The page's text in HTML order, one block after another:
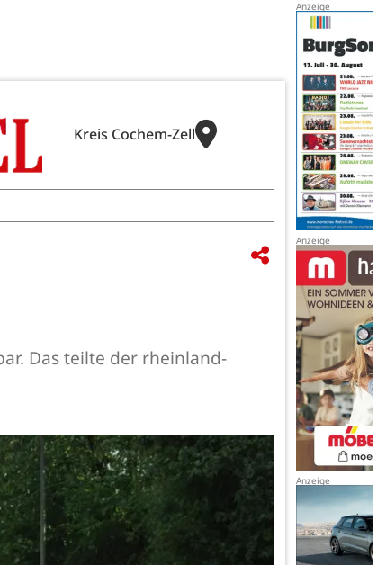
Kreis Cochem-Zell
Das teilte der rheinland-